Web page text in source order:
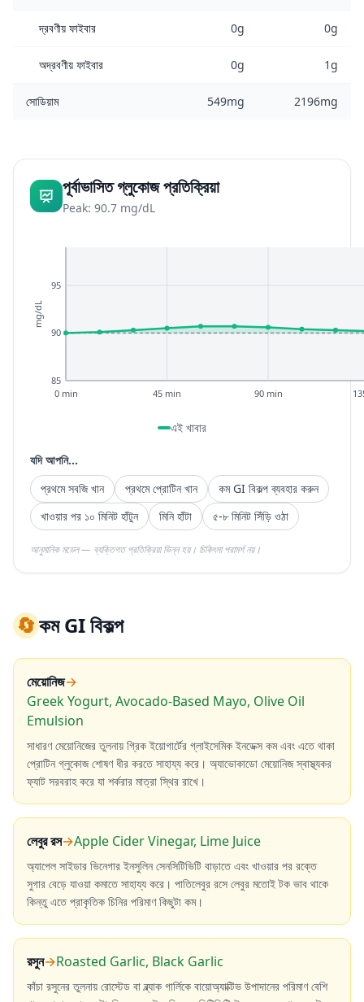
দ্রবণীয় ফাইবার 0g 0g
অদ্রবণীয় ফাইবার 0g 1g
সোডিয়াম 549mg 2196mg
পূর্বাভাসিত গ্লুকোজ প্রতিক্রিয়া
Peak: 90.7 mg/dL
85
90
95
0 min 45 min 90 min
mg/dL
এই খাবার
যদি আপনি...
প্রথমে সবজি খান
প্রথমে প্রোটিন খান
কম GI বিকল্প ব্যবহার করুন
খাওয়ার পর ১০ মিনিট হাঁটুন
মিনি হাঁটা ৫-৮ মিনিট সিঁড়ি ওঠা
আনুমানিক মডেল — ব্যক্তিগত প্রতিক্রিয়া ভিন্ন হয়। চিকিৎসা পরামর্শ নয়।
🔄কম GI বিকল্প
মেয়োনিজ→
Greek Yogurt, Avocado-Based Mayo, Olive Oil
Emulsion
সাধারণ মেয়োনিজের তুলনায় গ্রিক ইয়োগার্টের গ্লাইসেমিক ইনডেক্স কম এবং এতে থাকা
প্রোটিন গ্লুকোজ শোষণ ধীর করতে সাহায্য করে। অ্যাভোকাডো মেয়োনিজ স্বাস্থ্যকর
ফ্যাট সরবরাহ করে যা শর্করার মাত্রা স্থির রাখে।
লেবুর রস→Apple Cider Vinegar, Lime Juice
অ্যাপেল সাইডার ভিনেগার ইনসুলিন সেনসিটিভিটি বাড়াতে এবং খাওয়ার পর রক্তে
সুগার বেড়ে যাওয়া কমাতে সাহায্য করে। পাতিলেবুর রসে লেবুর মতোই টক ভাব থাকে
কিন্তু এতে প্রাকৃতিক চিনির পরিমাণ কিছুটা কম।
রসুন→Roasted Garlic, Black Garlic
কাঁচা রসুনের তুলনায় রোস্টেড বা ব্ল্যাক গার্লিকে বায়োঅ্যাক্টিভ উপাদানের পরিমাণ বেশি